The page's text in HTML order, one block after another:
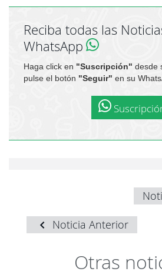
Reciba todas las
WhatsApp
Haga click en "Suscripción" desde
pulse el botón "Seguir" en su
Noticia Anterior
Otras